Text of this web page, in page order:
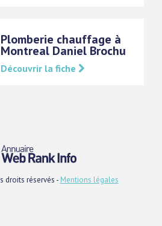
Plomberie chauffage à
Montreal Daniel Brochu
Découvrir la fiche
droits réservés - Mentions légales